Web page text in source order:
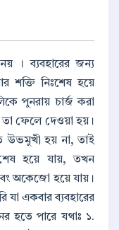
নয় । ব্যবহারের জন্য
শক্তি নিঃশেষ হয়ে
পুনরায় চার্জ করা
তা ফেলে দেওয়া হয়।
উভমুখী হয় না, তাই
শেষ হয়ে যায়, তখন
অকেজো হয়ে যায়।
যা একবার ব্যবহারের
হতে পারে যথাঃ ১.